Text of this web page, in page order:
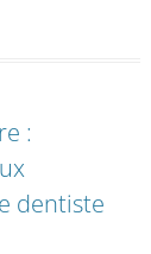
:
dentiste